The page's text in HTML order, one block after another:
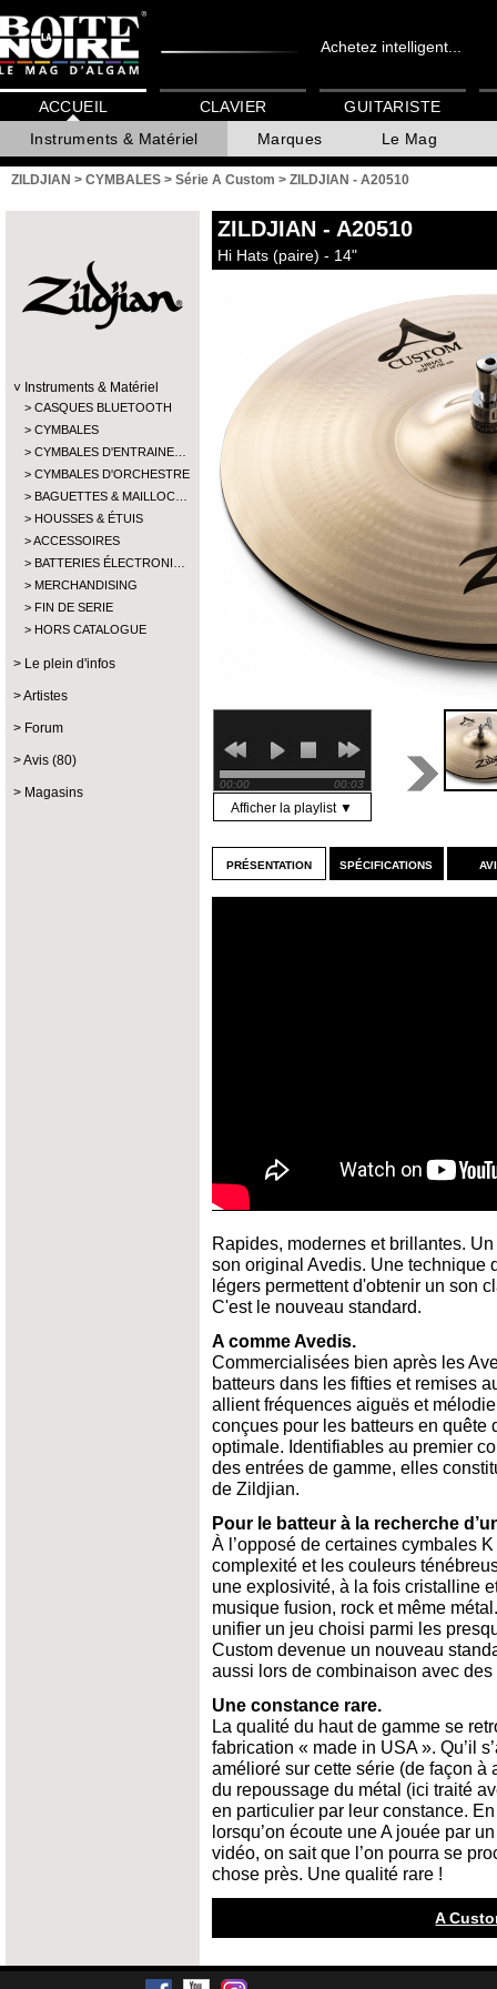
Achetez intelligent...
ACCUEIL
Instruments & Matériel
Marques Le Mag
CLAVIER GUITARISTE
ZILDJIAN > CYMBALES > Série A Custom > ZILDJIAN - A20510
Instruments & Matériel
CASQUES BLUETOOTH
CYMBALES
CYMBALES D'ENTRAINE…
CYMBALES D'ORCHESTRE
BAGUETTES & MAILLOC…
HOUSSES & ÉTUIS
ACCESSOIRES
BATTERIES ÉLECTRONI…
MERCHANDISING
FIN DE SERIE
HORS CATALOGUE
Le plein d'infos
Artistes
Forum
Avis (80)
Magasins
ZILDJIAN - A20510
Hi Hats (paire) - 14"
00:00 00:03
Afficher la playlist ▼
présentation
Rapides, modernes et brillantes.
son original Avedis. Une technique
légers permettent d'obtenir un son
C'est le nouveau standard.
A comme Avedis.
Commercialisées bien après les
batteurs dans les fifties et remises
allient fréquences aiguës et
conçues pour les batteurs en quête
optimale. Identifiables au premier
des entrées de gamme, elles
de Zildjian.
Pour le batteur à la recherche
À l’opposé de certaines cymbales
complexité et les couleurs
une explosivité, à la fois cristalline
musique fusion, rock et même
unifier un jeu choisi parmi les
Custom devenue un nouveau
aussi lors de combinaison avec
Une constance rare.
La qualité du haut de gamme se
fabrication « made in USA ». Qu’il
amélioré sur cette série (de façon
du repoussage du métal (ici traité
en particulier par leur constance.
lorsqu’on écoute une A jouée par
vidéo, on sait que l’on pourra se
chose près. Une qualité rare !
spécifications
A